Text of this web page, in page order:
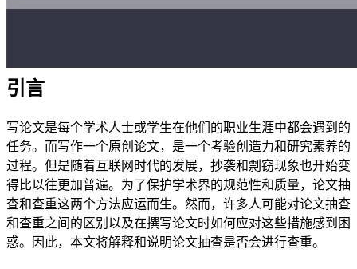
引言
写论文是每个学术人士或学生在他们的职业生涯中都会遇到的
任务。而写作一个原创论文，是一个考验创造力和研究素养的
过程。但是随着互联网时代的发展，抄袭和剽窃现象也开始变
得比以往更加普遍。为了保护学术界的规范性和质量，论文抽
查和查重这两个方法应运而生。然而，许多人可能对论文抽查
和查重之间的区别以及在撰写论文时如何应对这些措施感到困
惑。因此，本文将解释和说明论文抽查是否会进行查重。